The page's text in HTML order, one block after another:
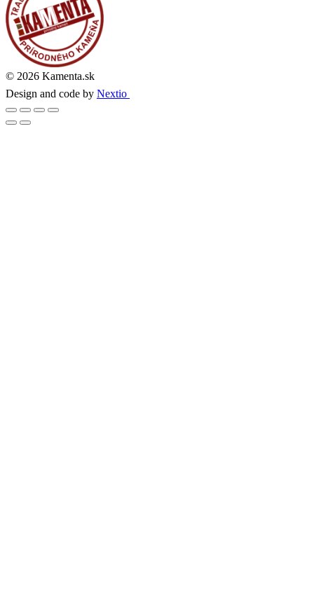
© 2026 Kamenta.sk
Design and code by Nextio